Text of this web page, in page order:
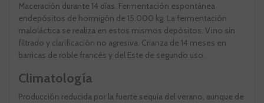
Maceración durante 14 días. Fermentación espontánea
endepósitos de hormigón de 15.000 kg. La fermentación
maloláctica se realiza en estos mismos depósitos. Vino sin
filtrado y clarificación no agresiva. Crianza de 14 meses en
barricas de roble francés y del Este de segundo uso.
Climatología
Producción reducida por la fuerte sequía del verano, aunque de